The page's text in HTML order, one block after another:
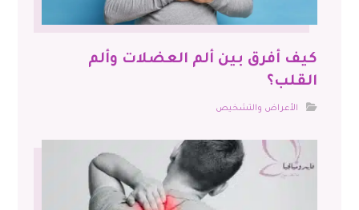
كيف أفرق بين ألم العضلات وألم
القلب؟
الأعراض والتشخيص